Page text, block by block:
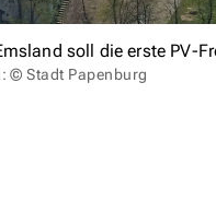
soll die erste PV-
© Stadt Papenburg